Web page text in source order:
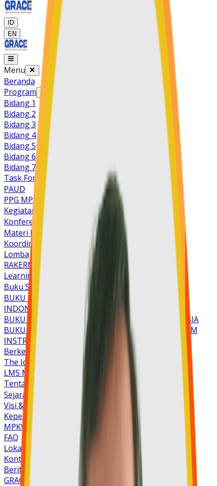
ID
EN
Menu
Beranda
Program
Bidang 1
Bidang 2
Bidang 3
Bidang 4
Bidang 5
Bidang 6
Bidang 7
Task Force
PAUD
PPG MPK
Kegiatan
Konferensi Nasional 2023
Materi Konfernas
Koordinasi Nasional
Lomba
RAKERNAS
Learning Center
Buku SSKI
BUKU PRINSIP DASAR PENDIDIKAN KRISTEN DI
INDONESIA
BUKU KOMPONEN SEKOLAH KRISTEN DI INDONESIA
BUKU PRINSIP DASAR PENDIDIKAN KRISTEN DALAM
INSTRUMEN PENILAIAN DIRI SEKOLAH
Berkembang Bersama
The Ichthys Code
LMS MPK
Tentang Kami
Sejarah
Visi & Misi
Kepengurusan
MPKW
FAQ
Lokasi
Kontak Kami
Berita
GRACE MDM